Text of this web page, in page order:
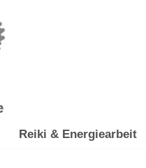
Reiki & Energiearbeit